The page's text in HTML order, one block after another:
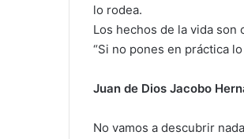
lo rodea.
Los hechos de la vida son
“Si no pones en práctica
Juan de Dios Jacobo
No vamos a descubrir